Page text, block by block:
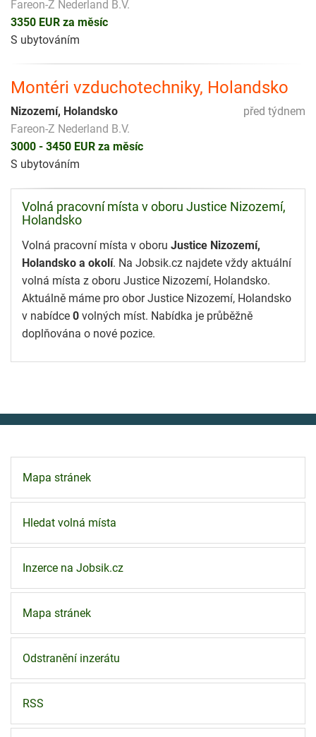
Fareon-Z Nederland B.V.
3350 EUR za měsíc
S ubytováním
Montéri vzduchotechniky, Holandsko
před týdnem
Nizozemí, Holandsko
Fareon-Z Nederland B.V.
3000 - 3450 EUR za měsíc
S ubytováním
Volná pracovní místa v oboru Justice Nizozemí,
Holandsko
Volná pracovní místa v oboru Justice Nizozemí,
Holandsko a okolí. Na Jobsik.cz najdete vždy aktuální
volná místa z oboru Justice Nizozemí, Holandsko.
Aktuálně máme pro obor Justice Nizozemí, Holandsko
v nabídce 0 volných míst. Nabídka je průběžně
doplňována o nové pozice.
Mapa stránek
Hledat volná místa
Inzerce na Jobsik.cz
Mapa stránek
Odstranění inzerátu
RSS